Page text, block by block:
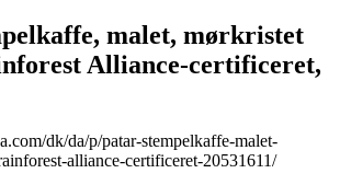
malet, mørkristet
Alliance-certificeret,
dk/da/p/patar-stempelkaffe-malet-
alliance-certificeret-20531611/